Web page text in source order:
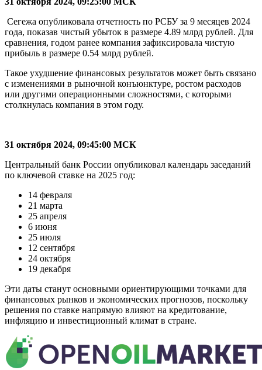
Сегежа опубликовала отчетность по РСБУ за 9 месяцев 2024
года, показав чистый убыток в размере 4.89 млрд рублей. Для
сравнения, годом ранее компания зафиксировала чистую
прибыль в размере 0.54 млрд рублей.
Такое ухудшение финансовых результатов может быть связано
с изменениями в рыночной конъюнктуре, ростом расходов
или другими операционными сложностями, с которыми
столкнулась компания в этом году.
31 октября 2024, 09:45:00 МСК
Центральный банк России опубликовал календарь заседаний
по ключевой ставке на 2025 год:
14 февраля
21 марта
25 апреля
6 июня
25 июля
12 сентября
24 октября
19 декабря
Эти даты станут основными ориентирующими точками для
финансовых рынков и экономических прогнозов, поскольку
решения по ставке напрямую влияют на кредитование,
инфляцию и инвестиционный климат в стране.